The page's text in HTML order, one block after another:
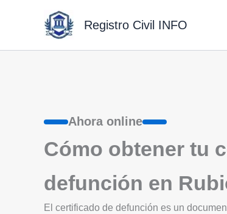
Registro Civil INFO
Ahora online
Cómo obtener tu
defunción en
El certificado de defunción es un